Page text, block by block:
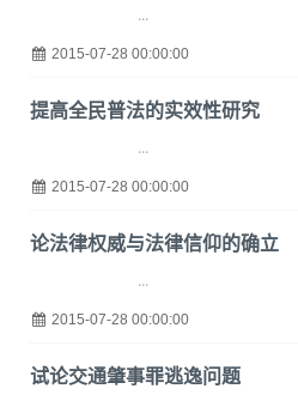
...
2015-07-28 00:00:00
提高全民普法的实效性研究
...
2015-07-28 00:00:00
论法律权威与法律信仰的确立
...
2015-07-28 00:00:00
试论交通肇事罪逃逸问题